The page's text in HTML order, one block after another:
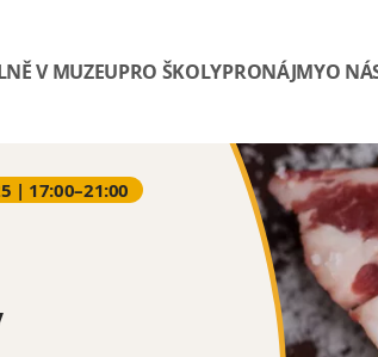
V MUZEUPRO ŠKOLYPRONÁJMYO
| 17:00–21:00